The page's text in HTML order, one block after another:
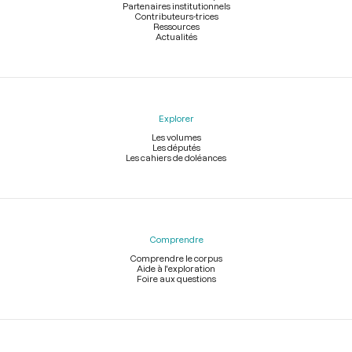
Partenaires institutionnels
Contributeurs-trices
Ressources
Actualités
Explorer
Les volumes
Les députés
Les cahiers de doléances
Comprendre
Comprendre le corpus
Aide à l'exploration
Foire aux questions